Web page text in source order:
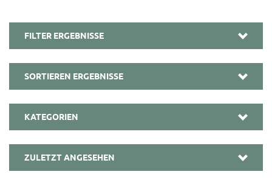
FILTER ERGEBNISSE
SORTIEREN ERGEBNISSE
KATEGORIEN
ZULETZT ANGESEHEN